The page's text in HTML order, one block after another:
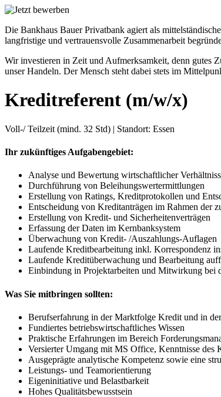
Die Bankhaus Bauer Privatbank agiert als
langfristige und vertrauensvolle Zusammenarbeit
Wir investieren in Zeit und Aufmerksamkeit, denn gutes
unser Handeln. Der Mensch steht dabei stets im
Kreditreferent (m/w/x)
Voll-/ Teilzeit (mind. 32 Std) | Standort: Essen
Ihr zukünftiges Aufgabengebiet:
Analyse und Bewertung wirtschaftlicher
Durchführung von Beleihungswertermittlungen
Erstellung von Ratings, Kreditprotokollen und
Entscheidung von Kreditanträgen im Rahmen der
Erstellung von Kredit- und Sicherheitenverträgen
Erfassung der Daten im Kernbanksystem
Überwachung von Kredit- /Auszahlungs-Auflagen
Laufende Kreditbearbeitung inkl. Korrespondenz
Laufende Kreditüberwachung und Bearbeitung
Einbindung in Projektarbeiten und Mitwirkung bei
Was Sie mitbringen sollten:
Berufserfahrung in der Marktfolge Kredit und in
Fundiertes betriebswirtschaftliches Wissen
Praktische Erfahrungen im Bereich
Versierter Umgang mit MS Office, Kenntnisse des
Ausgeprägte analytische Kompetenz sowie eine
Leistungs- und Teamorientierung
Eigeninitiative und Belastbarkeit
Hohes Qualitätsbewusstsein